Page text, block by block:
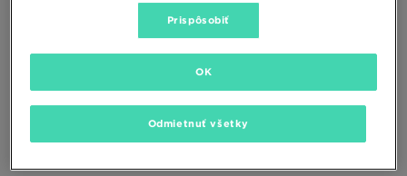
JORDAN AIR 4 RETRO
Prispôsobiť
Odmietnuť všetky
OK